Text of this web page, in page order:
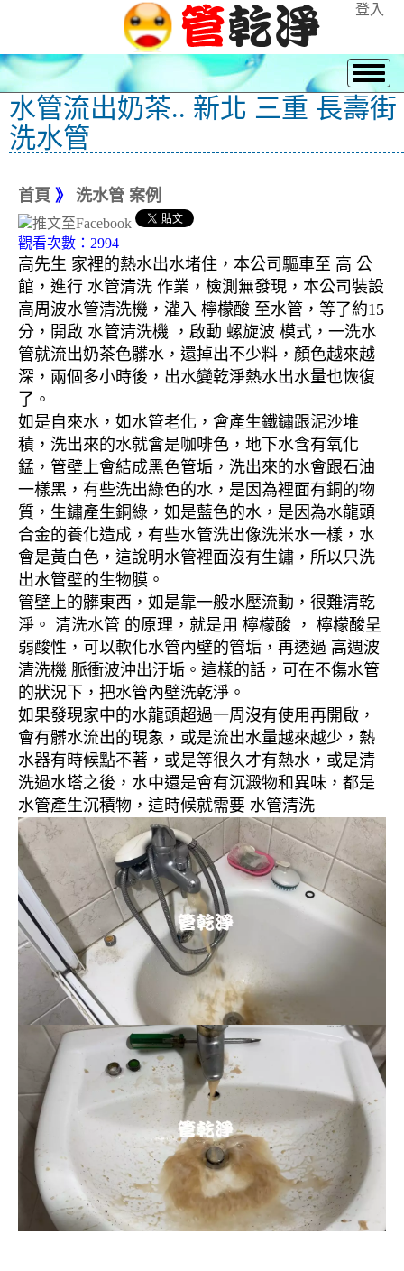
登入
水管流出奶茶.. 新北 三重 長壽街
洗水管
首頁 》 洗水管 案例
觀看次數：2994
高先生 家裡的熱水出水堵住，本公司驅車至 高 公
館，進行 水管清洗 作業，檢測無發現，本公司裝設
高周波水管清洗機，灌入 檸檬酸 至水管，等了約15
分，開啟 水管清洗機 ，啟動 螺旋波 模式，一洗水
管就流出奶茶色髒水，還掉出不少料，顏色越來越
深，兩個多小時後，出水變乾淨熱水出水量也恢復
了。
如是自來水，如水管老化，會產生鐵鏽跟泥沙堆
積，洗出來的水就會是咖啡色，地下水含有氧化
錳，管壁上會結成黑色管垢，洗出來的水會跟石油
一樣黑，有些洗出綠色的水，是因為裡面有銅的物
質，生鏽產生銅綠，如是藍色的水，是因為水龍頭
合金的養化造成，有些水管洗出像洗米水一樣，水
會是黃白色，這說明水管裡面沒有生鏽，所以只洗
出水管壁的生物膜。
管壁上的髒東西，如是靠一般水壓流動，很難清乾
淨。 清洗水管 的原理，就是用 檸檬酸 ， 檸檬酸呈
弱酸性，可以軟化水管內壁的管垢，再透過 高週波
清洗機 脈衝波沖出汙垢。這樣的話，可在不傷水管
的狀況下，把水管內壁洗乾淨。
如果發現家中的水龍頭超過一周沒有使用再開啟，
會有髒水流出的現象，或是流出水量越來越少，熱
水器有時候點不著，或是等很久才有熱水，或是清
洗過水塔之後，水中還是會有沉澱物和異味，都是
水管產生沉積物，這時候就需要 水管清洗